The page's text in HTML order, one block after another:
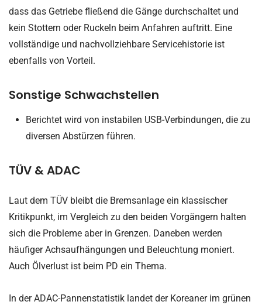
dass das Getriebe fließend die Gänge durchschaltet und
kein Stottern oder Ruckeln beim Anfahren auftritt. Eine
vollständige und nachvollziehbare Servicehistorie ist
ebenfalls von Vorteil.
Sonstige Schwachstellen
Berichtet wird von instabilen USB-Verbindungen, die zu
diversen Abstürzen führen.
TÜV & ADAC
Laut dem TÜV bleibt die Bremsanlage ein klassischer
Kritikpunkt, im Vergleich zu den beiden Vorgängern halten
sich die Probleme aber in Grenzen. Daneben werden
häufiger Achsaufhängungen und Beleuchtung moniert.
Auch Ölverlust ist beim PD ein Thema.
In der ADAC-Pannenstatistik landet der Koreaner im grünen